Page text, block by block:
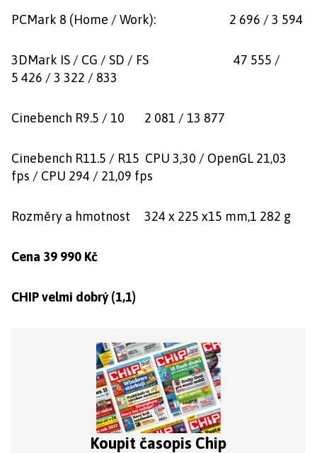
PCMark 8 (Home / Work): 2 696 / 3 594
3DMark IS / CG / SD / FS 47 555 /
5 426 / 3 322 / 833
Cinebench R9.5 / 10 2 081 / 13 877
Cinebench R11.5 / R15 CPU 3,30 / OpenGL 21,03
fps / CPU 294 / 21,09 fps
Rozměry a hmotnost 324 x 225 x15 mm,1 282 g
Cena 39 990 Kč
CHIP velmi dobrý (1,1)
Koupit časopis Chip